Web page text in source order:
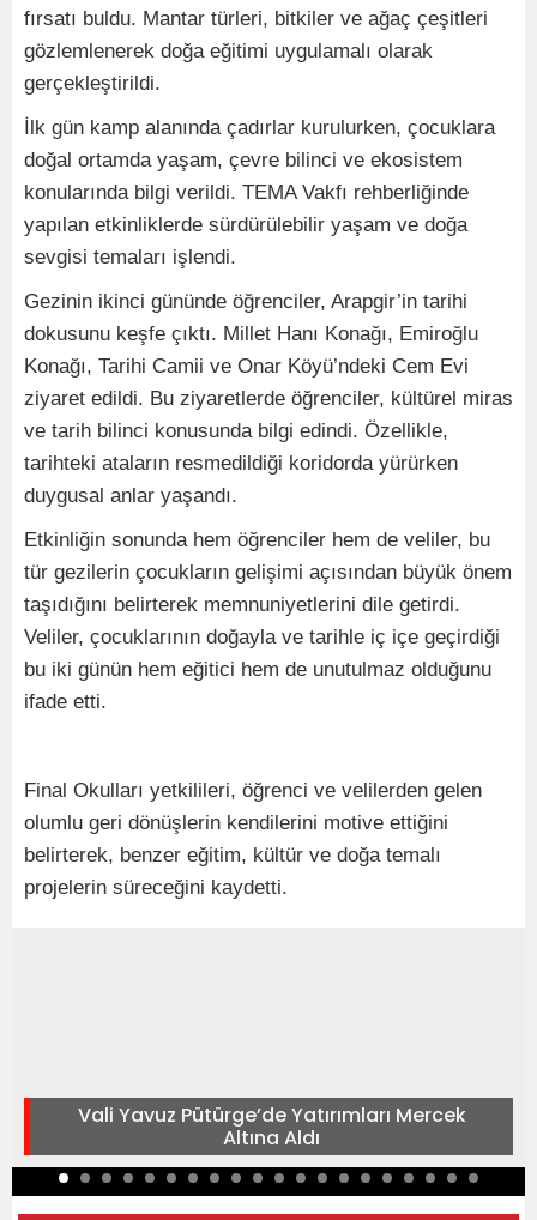
fırsatı buldu. Mantar türleri, bitkiler ve ağaç çeşitleri
gözlemlenerek doğa eğitimi uygulamalı olarak
gerçekleştirildi.
İlk gün kamp alanında çadırlar kurulurken, çocuklara
doğal ortamda yaşam, çevre bilinci ve ekosistem
konularında bilgi verildi. TEMA Vakfı rehberliğinde
yapılan etkinliklerde sürdürülebilir yaşam ve doğa
sevgisi temaları işlendi.
Gezinin ikinci gününde öğrenciler, Arapgir’in tarihi
dokusunu keşfe çıktı. Millet Hanı Konağı, Emiroğlu
Konağı, Tarihi Camii ve Onar Köyü’ndeki Cem Evi
ziyaret edildi. Bu ziyaretlerde öğrenciler, kültürel miras
ve tarih bilinci konusunda bilgi edindi. Özellikle,
tarihteki ataların resmedildiği koridorda yürürken
duygusal anlar yaşandı.
Etkinliğin sonunda hem öğrenciler hem de veliler, bu
tür gezilerin çocukların gelişimi açısından büyük önem
taşıdığını belirterek memnuniyetlerini dile getirdi.
Veliler, çocuklarının doğayla ve tarihle iç içe geçirdiği
bu iki günün hem eğitici hem de unutulmaz olduğunu
ifade etti.
Final Okulları yetkilileri, öğrenci ve velilerden gelen
olumlu geri dönüşlerin kendilerini motive ettiğini
belirterek, benzer eğitim, kültür ve doğa temalı
projelerin süreceğini kaydetti.
Vali Yavuz Pütürge’de Yatırımları Mercek
Altına Aldı